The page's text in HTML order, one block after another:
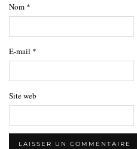
Nom *
E-mail *
Site web